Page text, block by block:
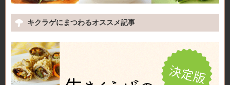
キクラゲにまつわるオススメ記事